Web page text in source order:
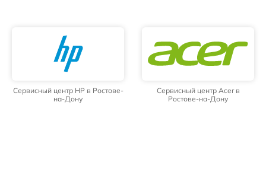
Сервисный центр HP в Ростове-
на-Дону
Сервисный центр Acer в
Ростове-на-Дону